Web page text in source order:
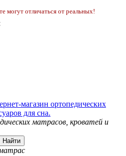
могут отличаться от реальных!
матрасов, кроватей и